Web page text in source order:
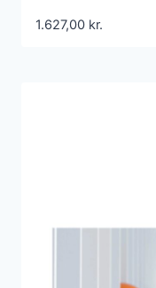
1.627,00 kr.